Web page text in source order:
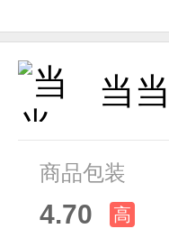
当
商品包装
4.70 高